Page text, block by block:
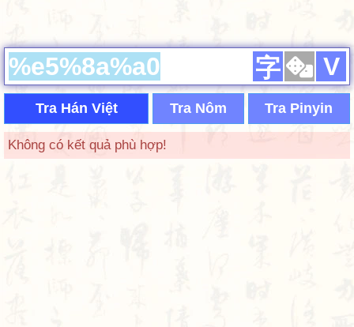
字 V
Tra Hán Việt Tra Nôm Tra Pinyin
Không có kết quả phù hợp!